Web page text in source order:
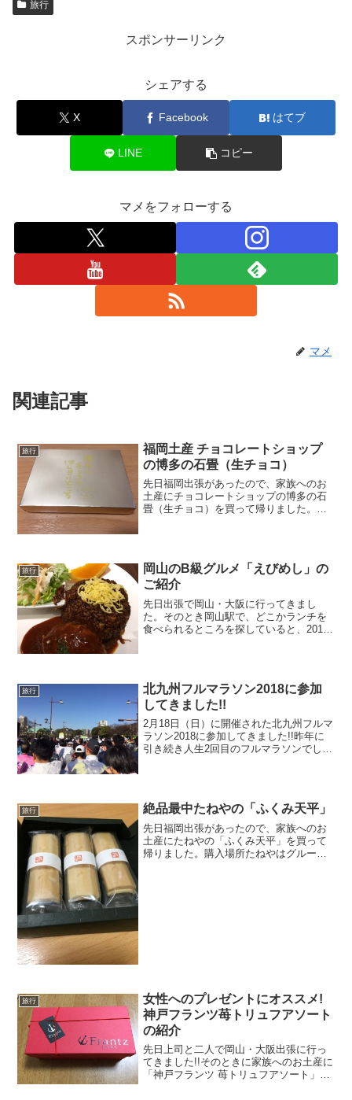
旅行
スポンサーリンク
シェアする
X Facebook はてブ
LINE コピー
マメをフォローする
マメ
関連記事
旅行
福岡土産 チョコレートショップ
の博多の石畳（生チョコ）
先日福岡出張があったので、家族へのお
土産にチョコレートショップの博多の石
畳（生チョコ）を買って帰りました。私
で我慢していました。が...
旅行
岡山のB級グルメ「えびめし」の
ご紹介
先日出張で岡山・大阪に行ってきまし
た。そのとき岡山駅で、どこかランチを
食べられるところを探していると、2017
旅行
北九州フルマラソン2018に参加
してきました!!
2月18日（日）に開催された北九州フルマ
ラソン2018に参加してきました!!昨年に
引き続き人生2回目のフルマラソンでし
タートで...
旅行 絶品最中たねやの「ふくみ天平」
先日福岡出張があったので、家族へのお
土産にたねやの「ふくみ天平」を買って
帰りました。購入場所たねやはグループ
旅行
女性へのプレゼントにオススメ!
神戸フランツ苺トリュフアソート
の紹介
先日上司と二人で岡山・大阪出張に行っ
てきました!!そのときに家族へのお土産に
「神戸フランツ 苺トリュフアソート」を